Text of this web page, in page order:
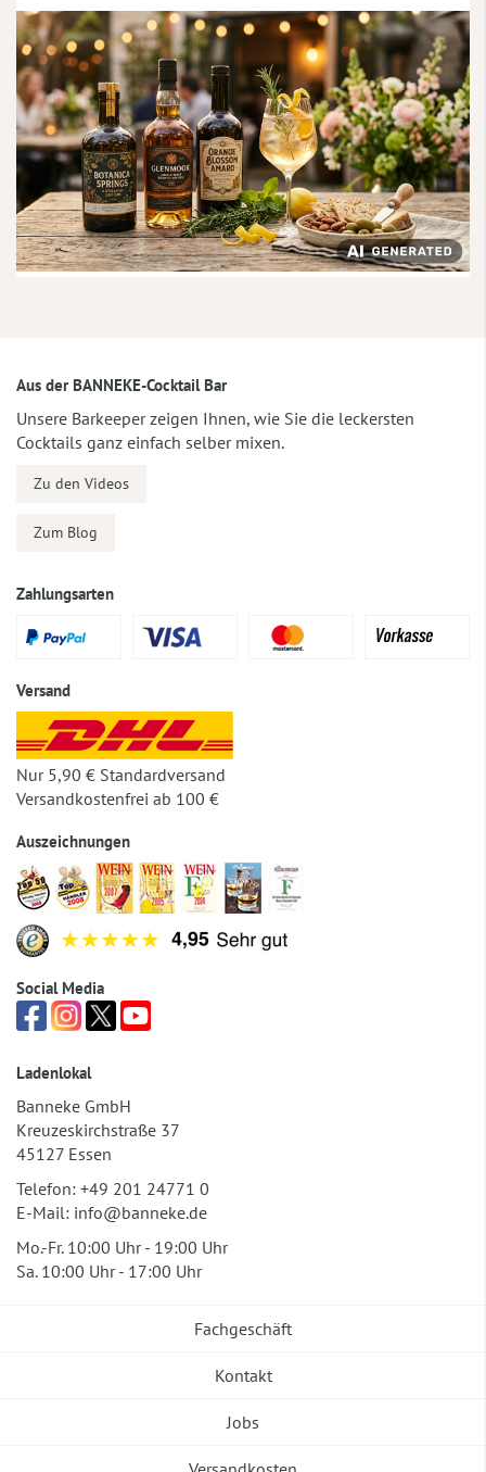
Aus der BANNEKE-Cocktail Bar
Unsere Barkeeper zeigen Ihnen, wie Sie die leckersten
Cocktails ganz einfach selber mixen.
Zu den Videos
Zum Blog
Zahlungsarten
Versand
Nur 5,90 € Standardversand
Versandkostenfrei ab 100 €
Auszeichnungen
Social Media
Ladenlokal
Banneke GmbH
Kreuzeskirchstraße 37
45127 Essen
Telefon: +49 201 24771 0
E-Mail: info@banneke.de
Mo.-Fr. 10:00 Uhr - 19:00 Uhr
Sa. 10:00 Uhr - 17:00 Uhr
Fachgeschäft
Kontakt
Jobs